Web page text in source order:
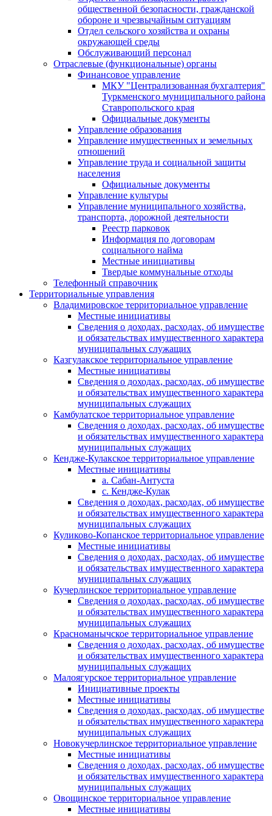
общественной безопасности, гражданской
оборонe и чрезвычайным ситуациям
Отдел сельского хозяйства и охраны
окружающей среды
Обслуживающий персонал
Отраслевые (функциональные) органы
Финансовое управление
МКУ "Централизованная бухгалтерия"
Туркменского муниципального района
Ставропольского края
Официальные документы
Управление образования
Управление имущественных и земельных
отношений
Управление труда и социальной защиты
населения
Официальные документы
Управление культуры
Управление муниципального хозяйства,
транспорта, дорожной деятельности
Реестр парковок
Информация по договорам
социального найма
Местные инициативы
Твердые коммунальные отходы
Телефонный справочник
Территориальные управления
Владимировское территориальное управление
Местные инициативы
Сведения о доходах, расходах, об имуществе
и обязательствах имущественного характера
муниципальных служащих
Казгулакское территориальное управление
Местные инициативы
Сведения о доходах, расходах, об имуществе
и обязательствах имущественного характера
муниципальных служащих
Камбулатское территориальное управление
Сведения о доходах, расходах, об имуществе
и обязательствах имущественного характера
муниципальных служащих
Кендже-Кулакское территориальное управление
Местные инициативы
а. Сабан-Антуста
с. Кендже-Кулак
Сведения о доходах, расходах, об имуществе
и обязательствах имущественного характера
муниципальных служащих
Куликово-Копанское территориальное управление
Местные инициативы
Сведения о доходах, расходах, об имуществе
и обязательствах имущественного характера
муниципальных служащих
Кучерлинское территориальное управление
Сведения о доходах, расходах, об имуществе
и обязательствах имущественного характера
муниципальных служащих
Красноманычское территориальное управление
Сведения о доходах, расходах, об имуществе
и обязательствах имущественного характера
муниципальных служащих
Малоягурское территориальное управление
Инициативные проекты
Местные инициативы
Сведения о доходах, расходах, об имуществе
и обязательствах имущественного характера
муниципальных служащих
Новокучерлинское территориальное управление
Местные инициативы
Сведения о доходах, расходах, об имуществе
и обязательствах имущественного характера
муниципальных служащих
Овощинское территориальное управление
Местные инициативы